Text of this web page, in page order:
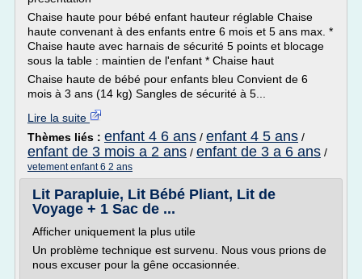
Chaise haute pour bébé enfant hauteur réglable Chaise
haute convenant à des enfants entre 6 mois et 5 ans max. *
Chaise haute avec harnais de sécurité 5 points et blocage
sous la table : maintien de l'enfant * Chaise haut
Chaise haute de bébé pour enfants bleu Convient de 6
mois à 3 ans (14 kg) Sangles de sécurité à 5...
Lire la suite
Thèmes liés : enfant 4 6 ans / enfant 4 5 ans /
enfant de 3 mois a 2 ans / enfant de 3 a 6 ans /
vetement enfant 6 2 ans
Lit Parapluie, Lit Bébé Pliant, Lit de
Voyage + 1 Sac de ...
Afficher uniquement la plus utile
Un problème technique est survenu. Nous vous prions de
nous excuser pour la gêne occasionnée.